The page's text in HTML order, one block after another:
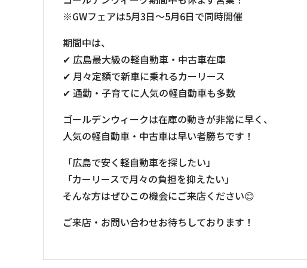
※GWフェアは5月3日〜5月6日で同時開催
期間中は、
✔ 広島最大級の軽自動車・中古車在庫
✔ 月々定額で新車に乗れるカーリース
✔ 通勤・子育てに人気の軽自動車も多数
ゴールデンウィークは在庫の動きが非常に早く、
人気の軽自動車・中古車は早い者勝ちです！
「広島で安く軽自動車を探したい」
「カーリースで月々の負担を抑えたい」
そんな方はぜひこの機会にご来店ください😊
ご来店・お問い合わせお待ちしております！